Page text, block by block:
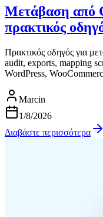
Μετάβαση από
πρακτικός
Πρακτικός οδηγός για
audit, exports, mapping
WordPress,
Marcin
1/8/2026
Διαβάστε περισσότερα